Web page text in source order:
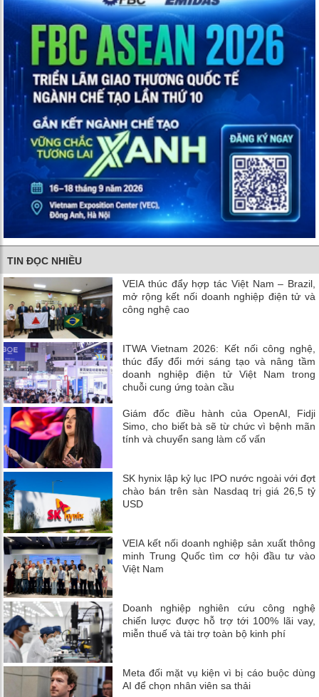
TIN ĐỌC NHIỀU
VEIA thúc đẩy hợp tác Việt Nam – Brazil,
mở rộng kết nối doanh nghiệp điện tử và
công nghệ cao
ITWA Vietnam 2026: Kết nối công nghệ,
thúc đẩy đổi mới sáng tạo và nâng tầm
doanh nghiệp điện tử Việt Nam trong
chuỗi cung ứng toàn cầu
Giám đốc điều hành của OpenAI, Fidji
Simo, cho biết bà sẽ từ chức vì bệnh mãn
tính và chuyển sang làm cố vấn
SK hynix lập kỷ lục IPO nước ngoài với đợt
chào bán trên sàn Nasdaq trị giá 26,5 tỷ
USD
VEIA kết nối doanh nghiệp sản xuất thông
minh Trung Quốc tìm cơ hội đầu tư vào
Việt Nam
Doanh nghiệp nghiên cứu công nghệ
chiến lược được hỗ trợ tới 100% lãi vay,
miễn thuế và tài trợ toàn bộ kinh phí
Meta đối mặt vụ kiện vì bị cáo buộc dùng
AI để chọn nhân viên sa thải